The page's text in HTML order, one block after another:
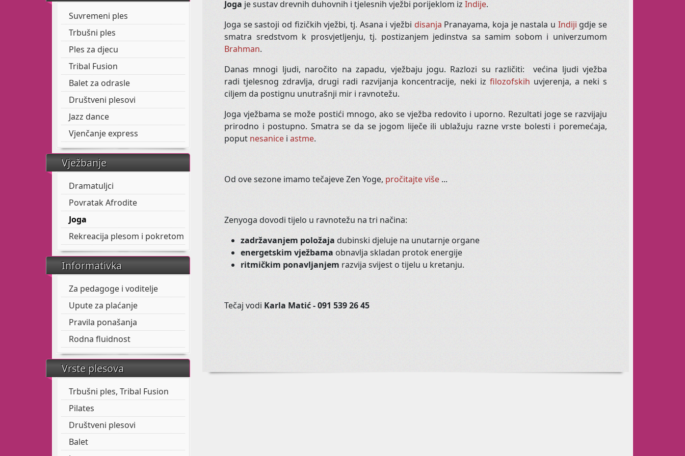
Kad trbušnom plesu dodate elemente plesova sjevernoameričkih indijanaca,
Mističniji, s naglašenom kostimografijom, ne može vas ostaviti
Kad Vam se koža naježi dok plešete, znači da zaista nešto dobro radite za
svoju dušu.
Da, za Vas! Baš Vas!
Da, baš za Vas s užitkom vodimo baletni class.
Dođite :srijedom17:30-19:00
Ako vamovitermini nikakoneodgovaraju
vamodgovarali.Akose sakupidovoljno
kroz igru razvija Vašim mališanima fleksibilnost,
Suvremeni ples
Trbušni ples
Ples za djecu
Tribal Fusion
Balet za odrasle
Društveni plesovi
Jazz dance
Vjenčanje express
Vježbanje
Dramatuljci
Povratak Afrodite
Joga
Rekreacija plesom i pokretom
Informativka
Za pedagoge i voditelje
Upute za plaćanje
Pravila ponašanja
Rodna fluidnost
Vrste plesova
Trbušni ples, Tribal Fusion
Pilates
Društveni plesovi
Balet
Joga je sustav drevnih duhovnih i tjelesnih vježbi porijeklom izIndije.
Joga se sastoji od fizičkih vježbi, tj. Asana i vježbi disanja Pranayama, koja je nastala u Indiji gdje se
smatra sredstvom k prosvjetljenju, tj. postizanjem jedinstva sa samim sobom i univerzumom
Brahman.
Danas mnogi ljudi, naročito na zapadu, vježbaju jogu. Razlozi su različiti: većina ljudi vježba
radi tjelesnog zdravlja, drugi radi razvijanja koncentracije, neki iz filozofskih uvjerenja, a neki s
ciljem da postignu unutrašnji mir i ravnotežu.
Joga vježbama se može postići mnogo, ako se vježba redovito i uporno. Rezultati joge se razvijaju
prirodno i postupno. Smatra se da se jogom liječe ili ublažuju razne vrste bolesti i poremećaja,
poput nesanice iastme.
Od ove sezone imamo tečajeve Zen Yoge, pročitajte više ...
Zenyoga dovodi tijelo u ravnotežu na tri načina:
zadržavanjem položaja dubinski djeluje na unutarnje organe
energetskim vježbama obnavlja skladan protok energije
ritmičkim ponavljanjem razvija svijest o tijelu u kretanju.
Tečaj vodi Karla Matić - 091 539 26 45